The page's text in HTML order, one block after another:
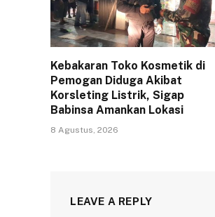
Kebakaran Toko Kosmetik di
Pemogan Diduga Akibat
Korsleting Listrik, Sigap
Babinsa Amankan Lokasi
8 Agustus, 2026
LEAVE A REPLY